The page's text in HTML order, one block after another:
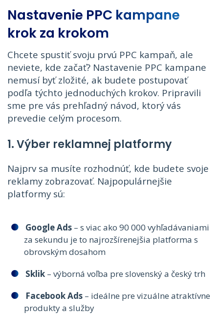
Nastavenie PPC kampane
krok za krokom
Chcete spustiť svoju prvú PPC kampaň, ale
neviete, kde začať? Nastavenie PPC kampane
nemusí byť zložité, ak budete postupovať
podľa týchto jednoduchých krokov. Pripravili
sme pre vás prehľadný návod, ktorý vás
prevedie celým procesom.
1. Výber reklamnej platformy
Najprv sa musíte rozhodnúť, kde budete svoje
reklamy zobrazovať. Najpopulárnejšie
platformy sú:
Google Ads– s viac ako 90 000 vyhľadávaniami
za sekundu je to najrozšírenejšia platforma s
obrovským dosahom
Sklik– výborná voľba pre slovenský a český trh
Facebook Ads– ideálne pre vizuálne atraktívne
produkty a služby